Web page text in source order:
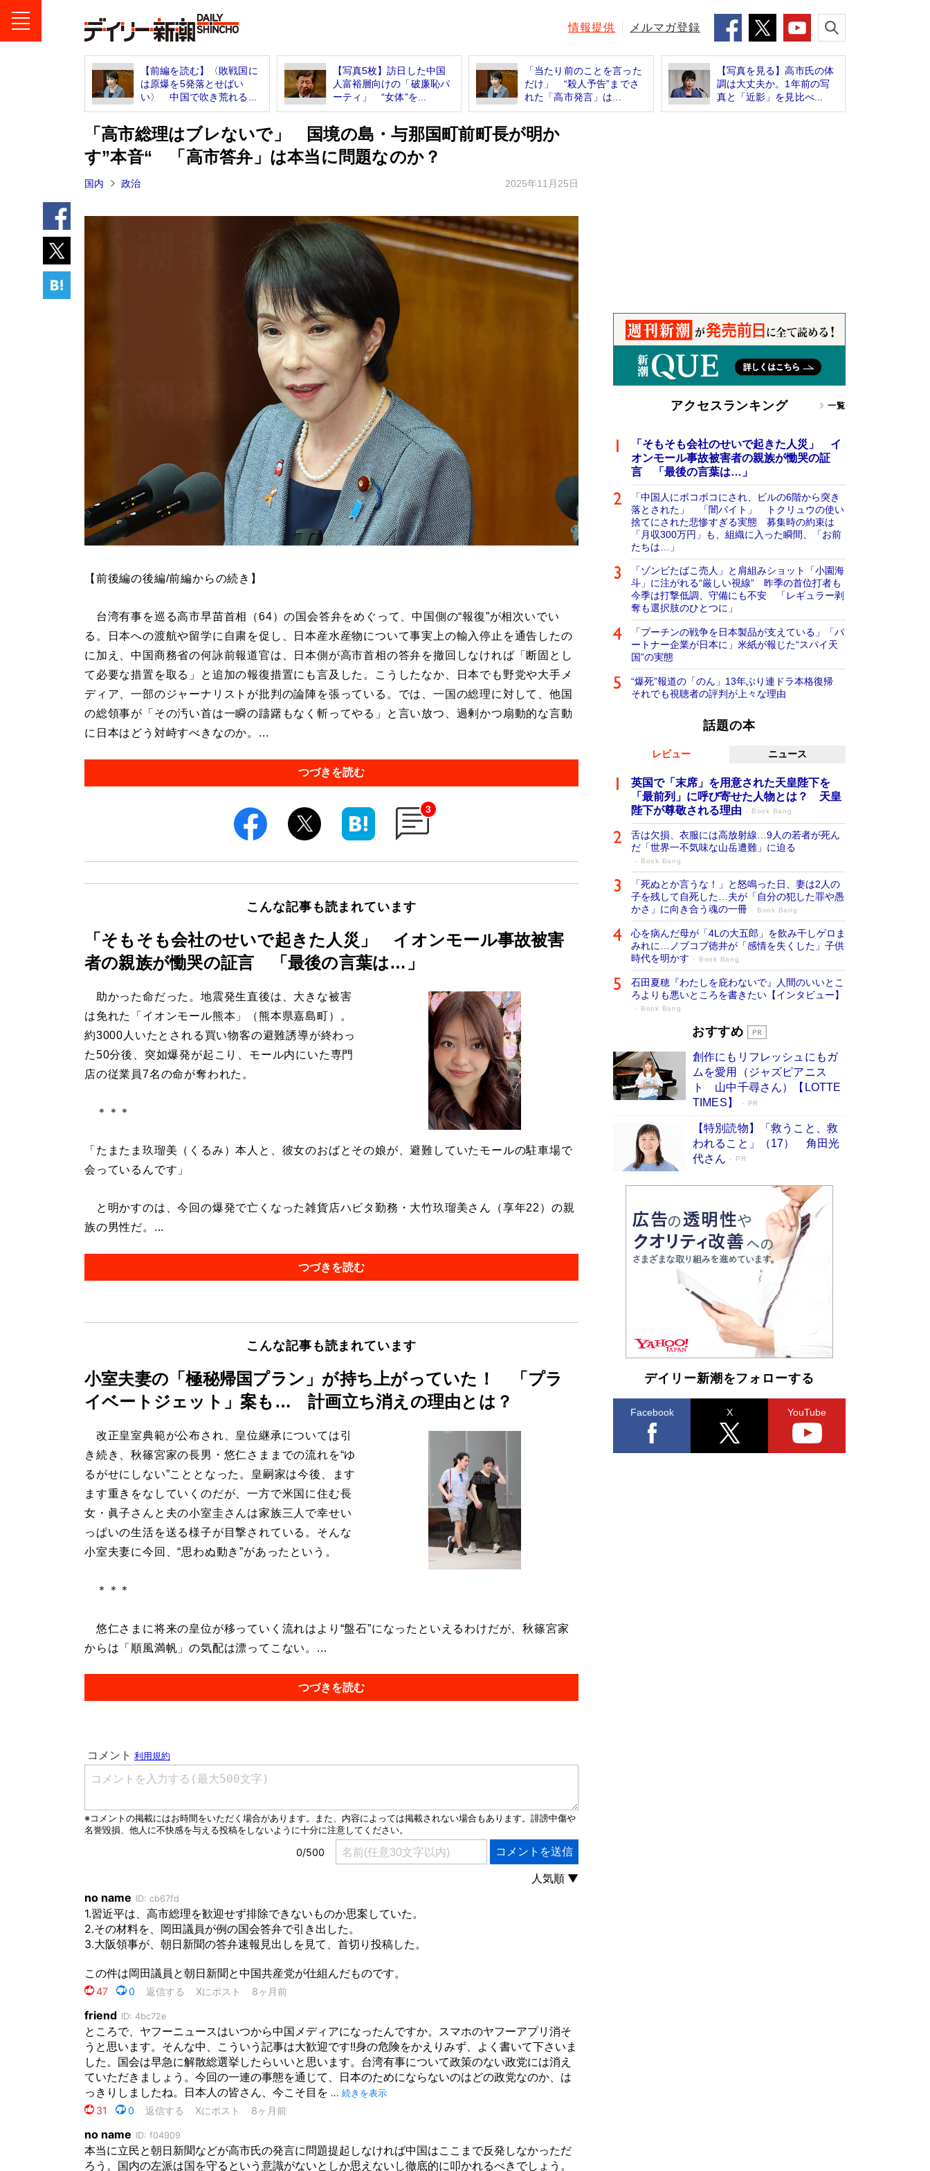
情報提供 メルマガ登録
【前編を読む】〈敗戦国に
は原爆を5発落とせばい
い〉 中国で吹き荒れる...
【写真5枚】訪日した中国
人富裕層向けの「破廉恥パ
ーティ」 “女体”を...
「当たり前のことを言った
だけ」 “殺人予告”までさ
れた「高市発言」は...
【写真を見る】高市氏の体
調は大丈夫か。1年前の写
真と「近影」を見比べ...
「高市総理はブレないで」 国境の島・与那国町前町長が明か
す”本音“ 「高市答弁」は本当に問題なのか？
国内 政治 2025年11月25日
【前後編の後編/前編からの続き】
台湾有事を巡る高市早苗首相（64）の国会答弁をめぐって、中国側の“報復”が相次いでい
る。日本への渡航や留学に自粛を促し、日本産水産物について事実上の輸入停止を通告したの
に加え、中国商務省の何詠前報道官は、日本側が高市首相の答弁を撤回しなければ「断固とし
て必要な措置を取る」と追加の報復措置にも言及した。こうしたなか、日本でも野党や大手メ
ディア、一部のジャーナリストが批判の論陣を張っている。では、一国の総理に対して、他国
の総領事が「その汚い首は一瞬の躊躇もなく斬ってやる」と言い放つ、過剰かつ扇動的な言動
に日本はどう対峙すべきなのか。...
つづきを読む
3
こんな記事も読まれています
「そもそも会社のせいで起きた人災」 イオンモール事故被害
者の親族が慟哭の証言 「最後の言葉は…」
助かった命だった。地震発生直後は、大きな被害
は免れた「イオンモール熊本」（熊本県嘉島町）。
約3000人いたとされる買い物客の避難誘導が終わっ
た50分後、突如爆発が起こり、モール内にいた専門
店の従業員7名の命が奪われた。
＊＊＊
「たまたま玖瑠美（くるみ）本人と、彼女のおばとその娘が、避難していたモールの駐車場で
会っているんです」
と明かすのは、今回の爆発で亡くなった雑貨店ハビタ勤務・大竹玖瑠美さん（享年22）の親
族の男性だ。...
つづきを読む
こんな記事も読まれています
小室夫妻の「極秘帰国プラン」が持ち上がっていた！ 「プラ
イベートジェット」案も… 計画立ち消えの理由とは？
改正皇室典範が公布され、皇位継承については引
き続き、秋篠宮家の長男・悠仁さままでの流れを“ゆ
るがせにしない”こととなった。皇嗣家は今後、ます
ます重きをなしていくのだが、一方で米国に住む長
女・眞子さんと夫の小室圭さんは家族三人で幸せい
っぱいの生活を送る様子が目撃されている。そんな
小室夫妻に今回、“思わぬ動き”があったという。
＊＊＊
悠仁さまに将来の皇位が移っていく流れはより“盤石”になったといえるわけだが、秋篠宮家
からは「順風満帆」の気配は漂ってこない。...
つづきを読む
アクセスランキング 一覧
「そもそも会社のせいで起きた人災」 イ
オンモール事故被害者の親族が慟哭の証
言 「最後の言葉は…」
「中国人にボコボコにされ、ビルの6階から突き
落とされた」 「闇バイト」 トクリュウの使い
捨てにされた悲惨すぎる実態 募集時の約束は
「月収300万円」も、組織に入った瞬間、「お前
たちは…」
「ゾンビたばこ売人」と肩組みショット「小園海
斗」に注がれる“厳しい視線” 昨季の首位打者も
今季は打撃低調、守備にも不安 「レギュラー剥
奪も選択肢のひとつに」
「プーチンの戦争を日本製品が支えている」「パ
ートナー企業が日本に」米紙が報じた“スパイ天
国”の実態
“爆死”報道の「のん」13年ぶり連ドラ本格復帰
それでも視聴者の評判が上々な理由
話題の本
レビュー ニュース
英国で「末席」を用意された天皇陛下を
「最前列」に呼び寄せた人物とは？ 天皇
陛下が尊敬される理由
Book Bang
舌は欠損、衣服には高放射線…9人の若者が死ん
だ「世界一不気味な山岳遭難」に迫る
Book Bang
「死ぬとか言うな！」と怒鳴った日、妻は2人の
子を残して自死した…夫が「自分の犯した罪や愚
かさ」に向き合う魂の一冊
Book Bang
心を病んだ母が「4Lの大五郎」を飲み干しゲロま
みれに…ノブコブ徳井が「感情を失くした」子供
時代を明かす
Book Bang
石田夏穂『わたしを庇わないで』人間のいいとこ
ろよりも悪いところを書きたい【インタビュー】
Book Bang
「叱って伸びるやつは、褒めたらもっと伸
た“人を育てるコツ”…芸への考え方を明か
す
Book Bang
「『火垂るの墓』は、大嘘である」原作者が抱き
続けた“自責の念”とは…「自己憐憫は描きたくな
い」監督が徹底的にこだわったこと（後編） #
戦争の記憶
Book Bang
美輪明宏 晩年の回答を集めた『ほほえんで生き
るための人生相談』がランクイン［エンターテイ
メントベストセラー］
Book Bang
「宇宙兄弟」最終46巻がベストセラー1位 宇宙
開発への関心を押し上げた18年の物語に幕 特装
版には「宇宙で描かれたマンガ」も収録
Book Bang
友近氏、絶賛！ 鎌倉を舞台に、孤独を抱えた
人々が新たな一歩を踏み出す連作短篇集『海のほ
とりのプラネット』試し読み
Book Bang
おすすめ
創作にもリフレッシュにもガ
ムを愛用（ジャズピアニス
ト 山中千尋さん）【LOTTE
TIMES】
PR
【特別読物】「救うこと、救
われること」（17） 角田光
代さん
PR
デイリー新潮をフォローする
Facebook X YouTube